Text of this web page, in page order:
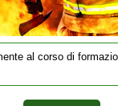
al corso di